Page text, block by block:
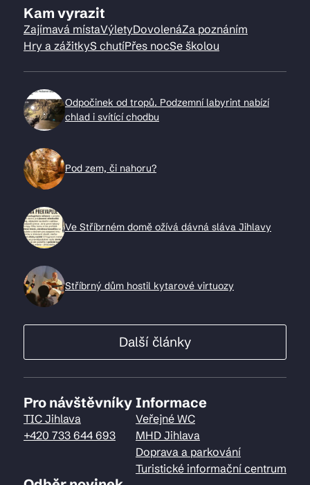
Kam vyrazit
Zajímavá místaVýletyDovolenáZa poznáním
Hry a zážitkyS chutíPřes nocSe školou
Odpočinek od tropů. Podzemní labyrint nabízí
chlad i svítící chodbu
Pod zem, či nahoru?
Ve Stříbrném domě ožívá dávná sláva Jihlavy
Stříbrný dům hostil kytarové virtuozy
Další články
Pro návštěvníky
TIC Jihlava
+420 733 644 693
Informace
Veřejné WC
MHD Jihlava
Doprava a parkování
Turistické informační centrum